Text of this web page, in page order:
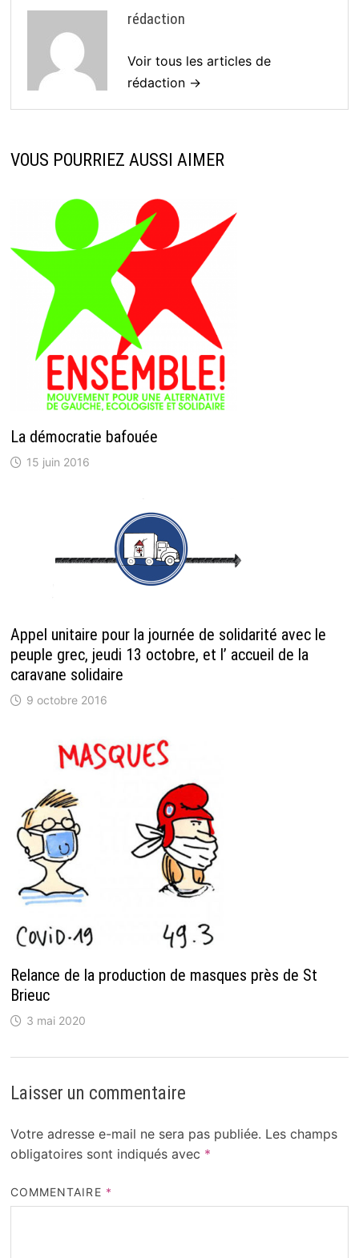
rédaction
Voir tous les articles de
rédaction →
VOUS POURRIEZ AUSSI AIMER
La démocratie bafouée
15 juin 2016
Appel unitaire pour la journée de solidarité avec le
peuple grec, jeudi 13 octobre, et l’ accueil de la
caravane solidaire
9 octobre 2016
Relance de la production de masques près de St
Brieuc
3 mai 2020
Laisser un commentaire
Votre adresse e-mail ne sera pas publiée. Les champs
obligatoires sont indiqués avec *
COMMENTAIRE *